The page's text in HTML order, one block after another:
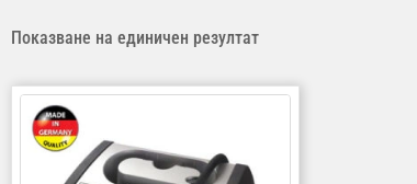
Показване на единичен резултат